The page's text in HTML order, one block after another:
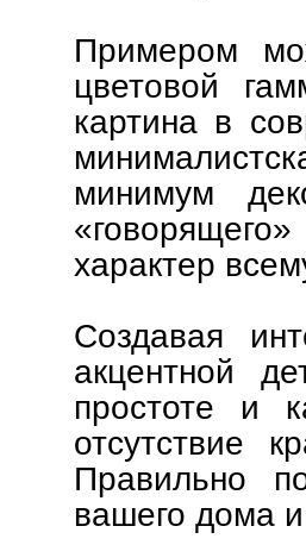
Примером
цветовой
картина в
минимум
характер
Создавая
акцентной
простоте и
отсутствие
Правильно
вашего дома